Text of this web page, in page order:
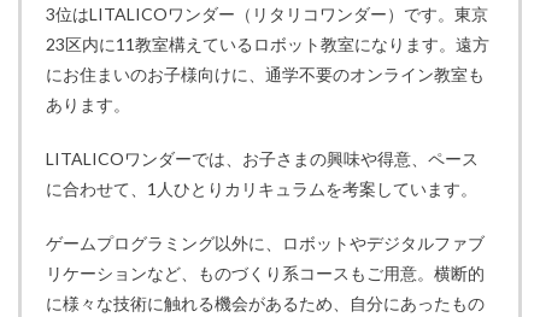
3位はLITALICOワンダー（リタリコワンダー）です。東京
23区内に11教室構えているロボット教室になります。遠方
にお住まいのお子様向けに、通学不要のオンライン教室も
あります。
LITALICOワンダーでは、お子さまの興味や得意、ペース
に合わせて、1人ひとりカリキュラムを考案しています。
ゲームプログラミング以外に、ロボットやデジタルファブ
リケーションなど、ものづくり系コースもご用意。横断的
に様々な技術に触れる機会があるため、自分にあったもの